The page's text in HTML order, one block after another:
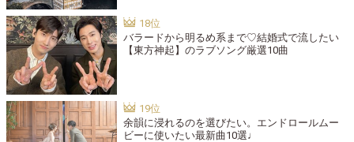
バラードから明るめ系まで♡結婚式で流したい
【東方神起】のラブソング厳選10曲
余韻に浸れるのを選びたい。エンドロールムー
ビーに使いたい最新曲10選♩